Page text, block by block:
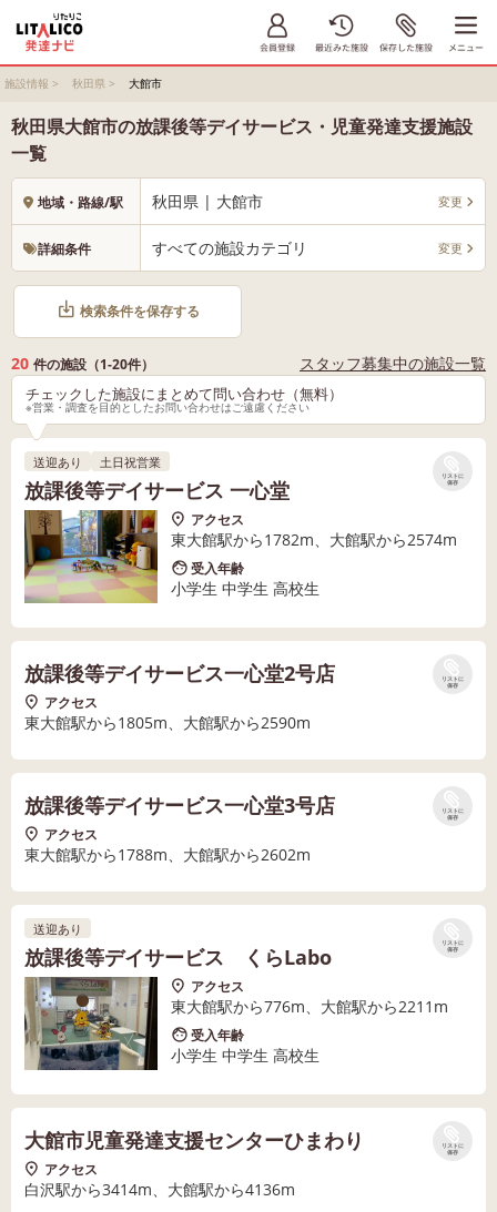
施設情報 > 秋田県 > 大館市
秋田県大館市の放課後等デイサービス・児童発達支援施設
一覧
地域・路線/駅 秋田県 | 大館市 変更
詳細条件 すべての施設カテゴリ 変更
検索条件を保存する
20 件の施設（1-20件） スタッフ募集中の施設一覧
チェックした施設にまとめて問い合わせ（無料）
※営業・調査を目的としたお問い合わせはご遠慮ください
リストに
保存
送迎あり 土日祝営業
放課後等デイサービス 一心堂
アクセス
東大館駅から1782m、大館駅から2574m
受入年齢
小学生 中学生 高校生
リストに
保存
放課後等デイサービス一心堂2号店
アクセス
東大館駅から1805m、大館駅から2590m
リストに
保存
放課後等デイサービス一心堂3号店
アクセス
東大館駅から1788m、大館駅から2602m
リストに
保存
送迎あり
放課後等デイサービス くらLabo
アクセス
東大館駅から776m、大館駅から2211m
受入年齢
小学生 中学生 高校生
リストに
保存
大館市児童発達支援センターひまわり
アクセス
白沢駅から3414m、大館駅から4136m